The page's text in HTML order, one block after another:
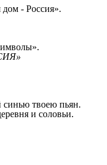
- Россия».
синью твоею пьян.
и соловьи.